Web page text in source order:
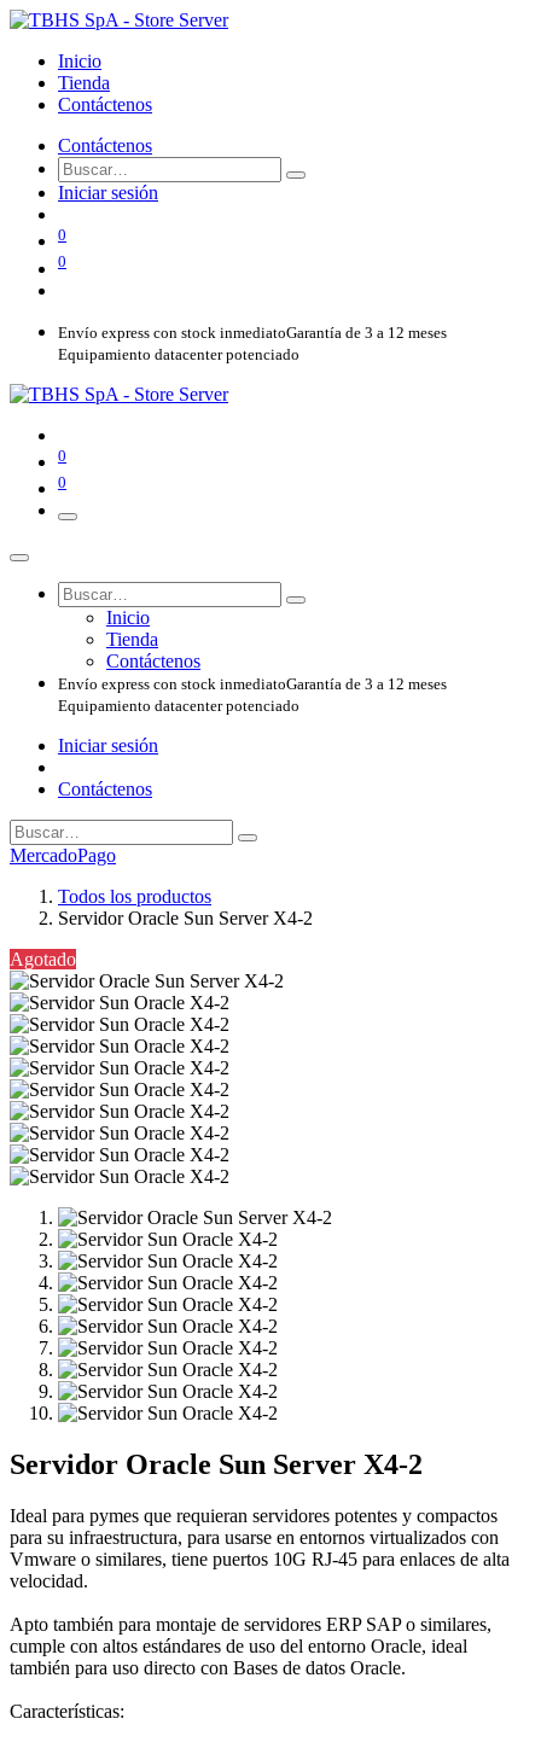
Inicio
Tienda
Contáctenos
Contáctenos
Iniciar sesión
0
0
Envío express con stock inmediatoGarantía de 3 a 12 meses
Equipamiento datacenter potenciado
0
0
Inicio
Tienda
Contáctenos
Envío express con stock inmediatoGarantía de 3 a 12 meses
Equipamiento datacenter potenciado
Iniciar sesión
Contáctenos
MercadoPago
Todos los productos
Servidor Oracle Sun Server X4-2
Agotado
Servidor Oracle Sun Server X4-2
Ideal para pymes que requieran servidores potentes y compactos
para su infraestructura, para usarse en entornos virtualizados con
Vmware o similares, tiene puertos 10G RJ-45 para enlaces de alta
velocidad.
Apto también para montaje de servidores ERP SAP o similares,
cumple con altos estándares de uso del entorno Oracle, ideal
también para uso directo con Bases de datos Oracle.
Características: